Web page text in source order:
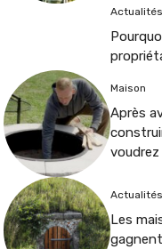
Actualités
Maison
Après
voudrez
Actualités
Les